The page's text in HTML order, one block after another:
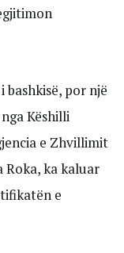
bashkisë, por një
Këshilli
e Zhvillimit
ka kaluar
e